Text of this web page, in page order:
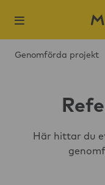
Genomförda projekt
Här hittar du